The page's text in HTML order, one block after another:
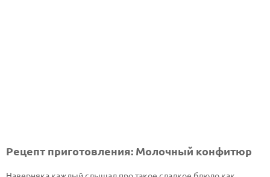
Рецепт приготовления: Молочный конфитюр